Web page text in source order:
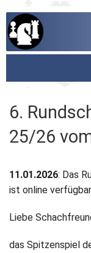
Schachjugend
Meistertafel
Fotos
6.
25/26
11.01.2026: Das
ist online
Liebe
das Spitzenspiel